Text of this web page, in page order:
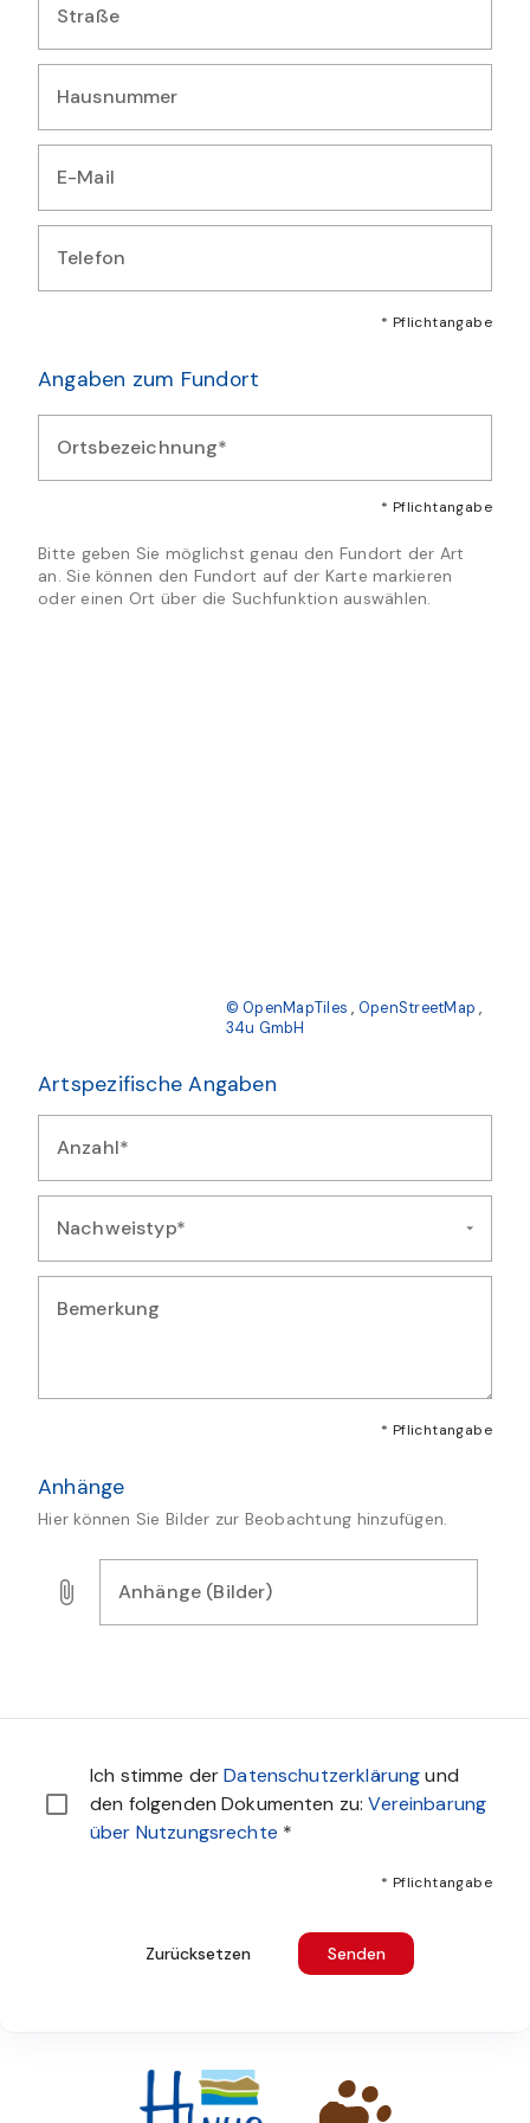
Straße
Geben Sie Ihre Straße ein
Hausnummer
Geben Sie Ihre Hausnummer ein
E-Mail
Geben Sie Ihre E-Mail-Adresse ein
Telefon
* Pflichtangabe
Angaben zum Fundort
Ortsbezeichnung*
* Pflichtangabe
Bitte geben Sie möglichst genau den Fundort der Art
an. Sie können den Fundort auf der Karte markieren
oder einen Ort über die Suchfunktion auswählen.
© OpenMapTiles , OpenStreetMap ,
34u GmbH
Artspezifische Angaben
Anzahl*
Geben Sie die Anzahl der beobachteten Exemplare ein
Nachweistyp*
Wählen Sie die Art des Nachweises für diese Beobachtung
Bemerkung
* Pflichtangabe
Anhänge
Hier können Sie Bilder zur Beobachtung hinzufügen.
Anhänge (Bilder)
Ich stimme derDatenschutzerklärungund
den folgenden Dokumenten zu:Vereinbarung
über Nutzungsrechte *
* Pflichtangabe
Zurücksetzen Senden